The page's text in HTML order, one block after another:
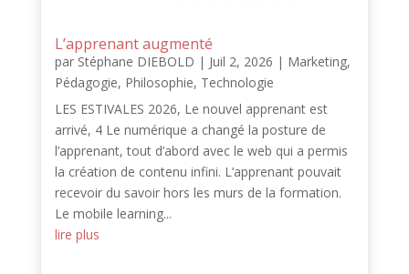
L’apprenant augmenté
par Stéphane DIEBOLD | Juil 2, 2026 | Marketing,
Pédagogie, Philosophie, Technologie
LES ESTIVALES 2026, Le nouvel apprenant est
arrivé, 4 Le numérique a changé la posture de
l’apprenant, tout d’abord avec le web qui a permis
la création de contenu infini. L’apprenant pouvait
recevoir du savoir hors les murs de la formation.
Le mobile learning...
lire plus